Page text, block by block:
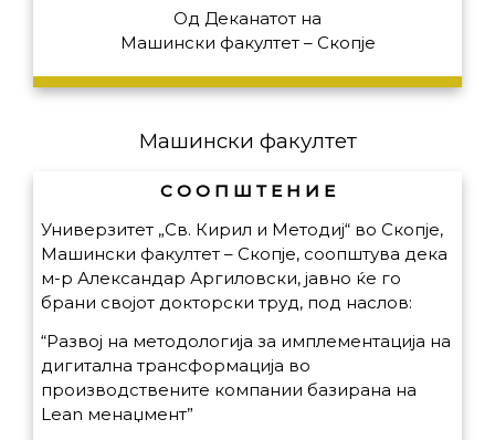
Од Деканатот на
Машински факултет – Скопје
Машински факултет
С О О П Ш Т Е Н И Е
Универзитет „Св. Кирил и Методиј“ во Скопје,
Машински факултет – Скопје, соопштува дека
м-р Александар Аргиловски, јавно ќе го
брани својот докторски труд, под наслов:
“Развој на методологија за имплементација на
дигитална трансформација во
производствените компании базирана на
Lean менаџмент”